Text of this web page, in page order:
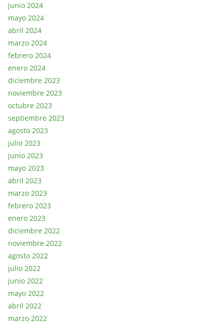
junio 2024
mayo 2024
abril 2024
marzo 2024
febrero 2024
enero 2024
diciembre 2023
noviembre 2023
octubre 2023
septiembre 2023
agosto 2023
julio 2023
junio 2023
mayo 2023
abril 2023
marzo 2023
febrero 2023
enero 2023
diciembre 2022
noviembre 2022
agosto 2022
julio 2022
junio 2022
mayo 2022
abril 2022
marzo 2022